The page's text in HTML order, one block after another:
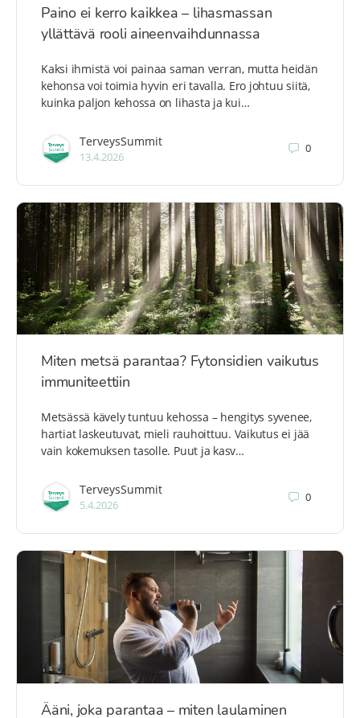
Paino ei kerro kaikkea – lihasmassan
yllättävä rooli aineenvaihdunnassa
Kaksi ihmistä voi painaa saman verran, mutta heidän
kehonsa voi toimia hyvin eri tavalla. Ero johtuu siitä,
kuinka paljon kehossa on lihasta ja kui…
TerveysSummit
13.4.2026
0
Miten metsä parantaa? Fytonsidien vaikutus
immuniteettiin
Metsässä kävely tuntuu kehossa – hengitys syvenee,
hartiat laskeutuvat, mieli rauhoittuu. Vaikutus ei jää
vain kokemuksen tasolle. Puut ja kasv…
TerveysSummit
5.4.2026
0
Ääni, joka parantaa – miten laulaminen